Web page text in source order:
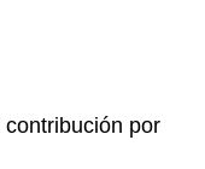
por